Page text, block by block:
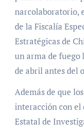
narcolaboratorio,
de la Fiscalía
Estratégicas de
un arma de fuego
de abril antes del
Además de que
interacción con el
Estatal de